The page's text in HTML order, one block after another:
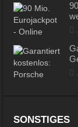
SONSTIGES